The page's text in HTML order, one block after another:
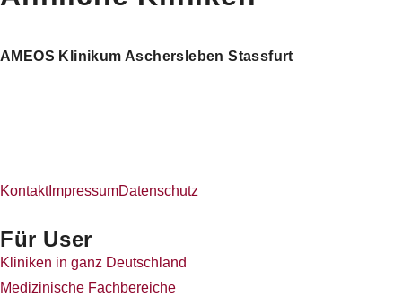
AMEOS Klinikum Aschersleben Stassfurt
KontaktImpressumDatenschutz
Für User
Kliniken in ganz Deutschland
Medizinische Fachbereiche